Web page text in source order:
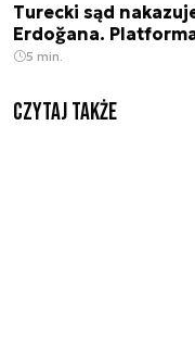
Turecki sąd
Erdoğana.
5 min.
Czytaj także